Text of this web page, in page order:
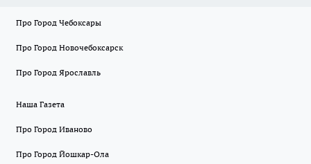
Про Город Чебоксары
Про Город Новочебоксарск
Про Город Ярославль
Наша Газета
Про Город Иваново
Про Город Йошкар-Ола